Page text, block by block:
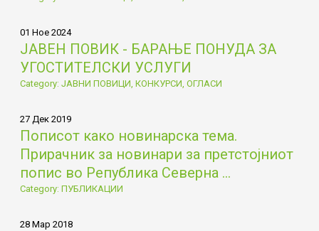
01 Ное 2024
ЈАВЕН ПОВИК - БАРАЊЕ ПОНУДА ЗА
УГОСТИТЕЛСКИ УСЛУГИ
Category: ЈАВНИ ПОВИЦИ, КОНКУРСИ, ОГЛАСИ
27 Дек 2019
Пописот како новинарска тема.
Прирачник за новинари за претстојниот
попис во Република Северна ...
Category: ПУБЛИКАЦИИ
28 Мар 2018